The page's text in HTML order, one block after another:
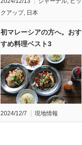
クアップ, 日本
初マレーシアの方へ。おす
すめ料理ベスト3
2024/12/7 現地情報